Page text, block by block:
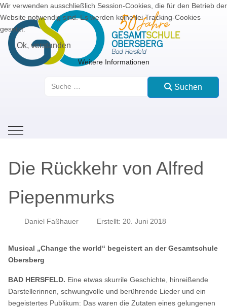
Suchen
Mobile Menu Toggle
Die Rückkehr von Alfred
Piepenmurks
Daniel Faßhauer Erstellt: 20. Juni 2018
Musical „Change the world“ begeistert an der Gesamtschule
Obersberg
BAD HERSFELD. Eine etwas skurrile Geschichte, hinreißende
Darstellerinnen, schwungvolle und berührende Lieder und ein
begeistertes Publikum: Das waren die Zutaten eines gelungenen
Wir verwenden ausschließlich Session-Cookies, die für den Betrieb der
Website notwendig sind. Es werden keinerlei Tracking-Cookies
gesetzt.
Ok, verstanden
Weitere Informationen